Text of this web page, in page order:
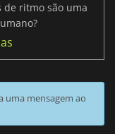
de ritmo são uma
uma mensagem ao